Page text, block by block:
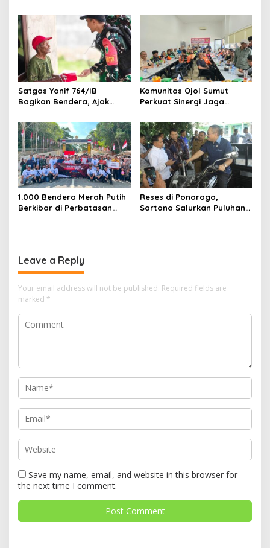
Muda Visioner untuk Abad
Kedua NU
Satgas Yonif 764/IB
Bagikan Bendera, Ajak
HUT RI
Komunitas Ojol Sumut
Perkuat Sinergi Jaga
1.000 Bendera Merah Putih
Berkibar di Perbatasan
Reses di Ponorogo,
Sartono Salurkan Puluhan
Leave a Reply
Your email address will not be published. Required fields are
marked *
Save my name, email, and website in this browser for
the next time I comment.